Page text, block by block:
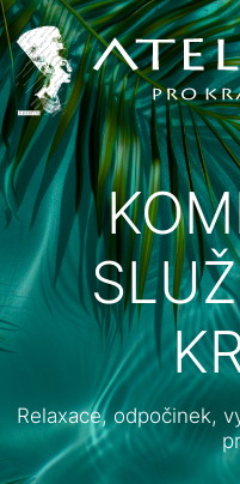
Relaxace, odpočinek,